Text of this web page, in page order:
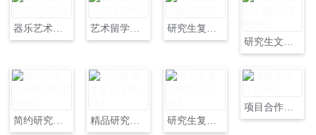
器乐艺术研究项目PPT 艺术留学指南辅导PPT
研究生复试面试PPT
研究生文献汇报ppt模板PPT
简约研究生开题报告答辩PPT 精品研究生复试下载PPT 研究生复试自我介绍PPT
项目合作计划PPT